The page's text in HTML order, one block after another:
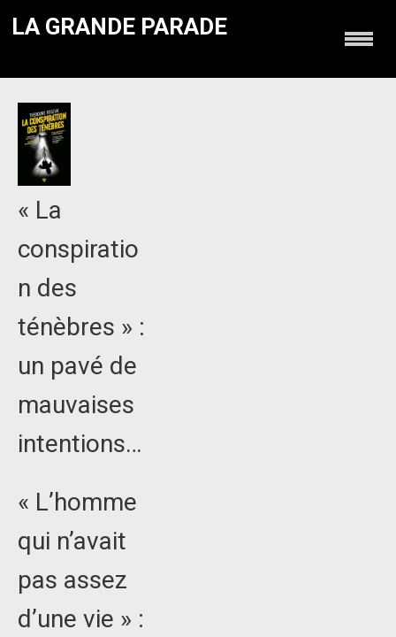
LA GRANDE PARADE
« La
conspiratio
n des
ténèbres » :
un pavé de
mauvaises
intentions…
« L’homme
qui n’avait
pas assez
d’une vie » :